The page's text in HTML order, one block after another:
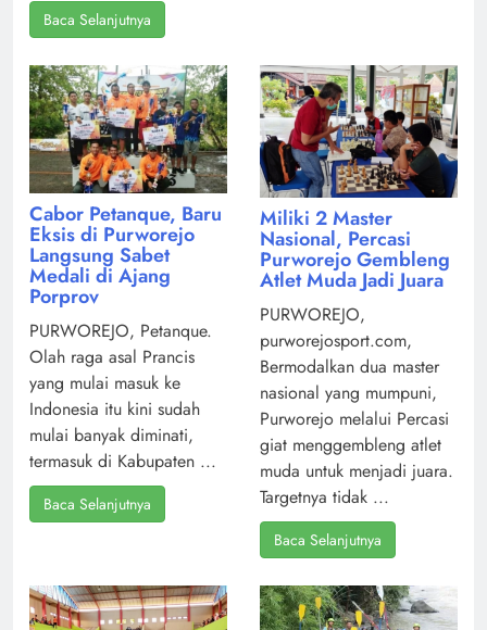
Baca Selanjutnya
Cabor Petanque, Baru
Eksis di Purworejo
Langsung Sabet
Medali di Ajang
Porprov
PURWOREJO, Petanque.
Olah raga asal Prancis
yang mulai masuk ke
Indonesia itu kini sudah
mulai banyak diminati,
termasuk di Kabupaten ...
Baca Selanjutnya
Miliki 2 Master
Nasional, Percasi
Purworejo Gembleng
Atlet Muda Jadi Juara
PURWOREJO,
purworejosport.com,
Bermodalkan dua master
nasional yang mumpuni,
Purworejo melalui Percasi
giat menggembleng atlet
muda untuk menjadi juara.
Targetnya tidak ...
Baca Selanjutnya